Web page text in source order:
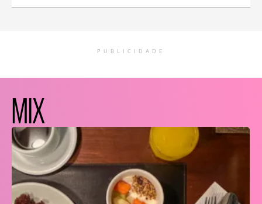
PUBLICIDADE
MIX